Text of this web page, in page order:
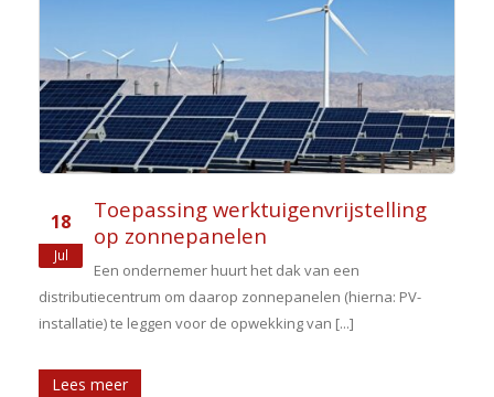
18
Jul
Toepassing werktuigenvrijstelling
op zonnepanelen
Een ondernemer huurt het dak van een
distributiecentrum om daarop zonnepanelen (hierna: PV-
installatie) te leggen voor de opwekking van [...]
Lees meer